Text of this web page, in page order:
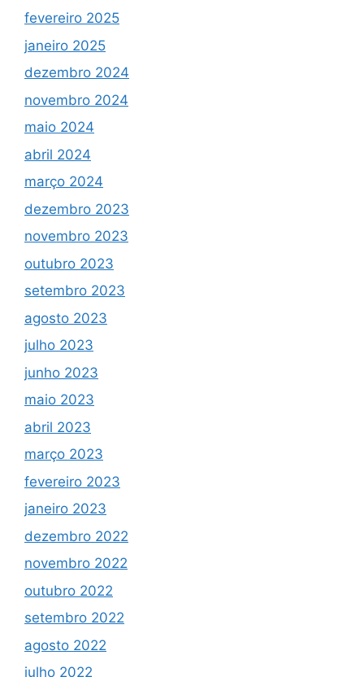
fevereiro 2025
janeiro 2025
dezembro 2024
novembro 2024
maio 2024
abril 2024
março 2024
dezembro 2023
novembro 2023
outubro 2023
setembro 2023
agosto 2023
julho 2023
junho 2023
maio 2023
abril 2023
março 2023
fevereiro 2023
janeiro 2023
dezembro 2022
novembro 2022
outubro 2022
setembro 2022
agosto 2022
julho 2022